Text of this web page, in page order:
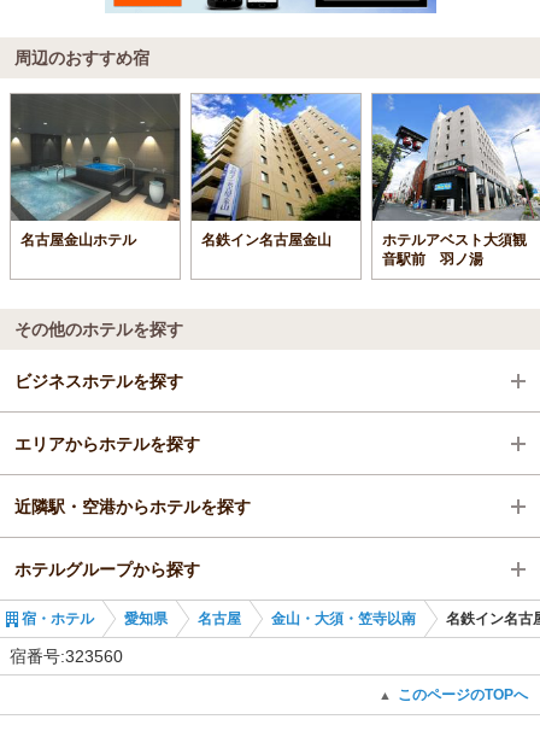
周辺のおすすめ宿
名古屋金山ホテル 名鉄イン名古屋金山
ホテルアベスト大須観
音駅前 羽ノ湯
その他のホテルを探す
ビジネスホテルを探す
愛知県
名古屋
金山・大須・笠寺以南
金山駅
エリアからホテルを探す
愛知県
名古屋
金山・大須・笠寺以南
近隣駅・空港からホテルを探す
金山駅
東別院駅
ホテルグループから探す
全国の名鉄ホテルズ
宿・ホテル 愛知県 名古屋 金山・大須・笠寺以南 名鉄イン名古
宿番号:323560
▲ このページのTOPへ